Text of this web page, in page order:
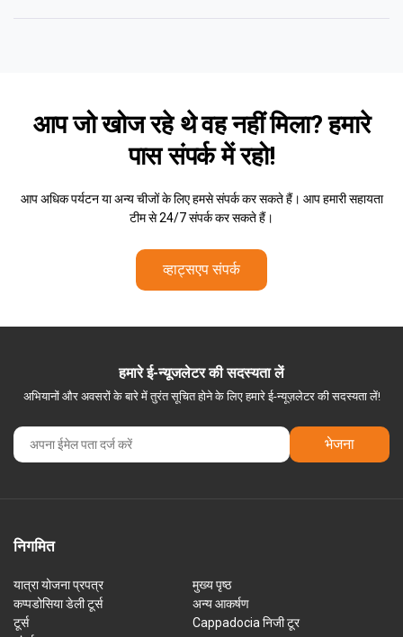
आप जो खोज रहे थे वह नहीं मिला? हमारे
पाससंपर्क में रहो!
आप अधिक पर्यटन या अन्य चीजों के लिए हमसे संपर्क कर सकते हैं। आप हमारी सहायता
टीम से 24/7 संपर्क कर सकते हैं।
व्हाट्सएप संपर्क
हमारे ई-न्यूजलेटर की सदस्यता लें
अभियानों और अवसरों के बारे में तुरंत सूचित होने के लिए हमारे ई-न्यूज़लेटर की सदस्यता लें!
भेजना
निगमित
यात्रा योजना प्रपत्र
मुख्य पृष्ठ
कप्पडोसिया डेली टूर्स
अन्य आकर्षण
टूर्स
Cappadocia निजी टूर